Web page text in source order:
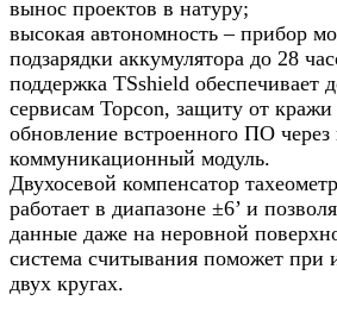
вынос проектов в натуру;
высокая автономность – прибор
подзарядки аккумулятора до 28
поддержка TSshield обеспечивает
сервисам Topcon, защиту от
обновление встроенного ПО
коммуникационный модуль.
Двухосевой компенсатор
работает в диапазоне ±6’ и
данные даже на неровной
система считывания поможет при
двух кругах.